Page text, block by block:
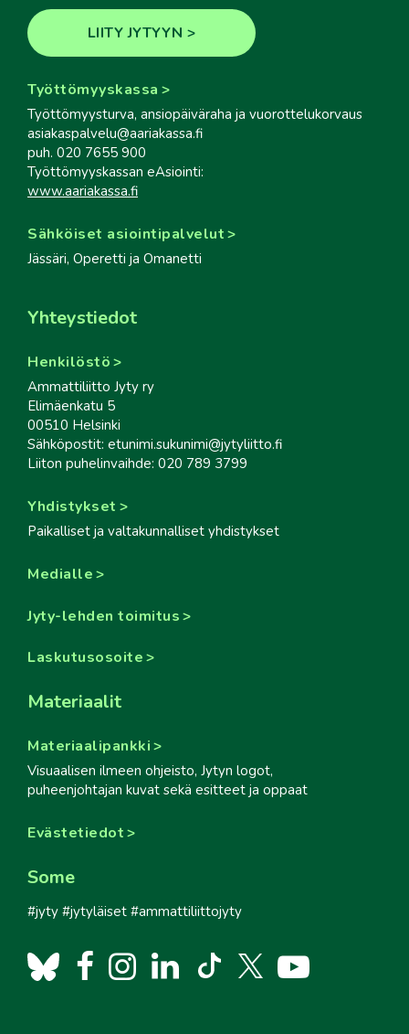
LIITY JYTYYN
Työttömyyskassa
Työttömyysturva, ansiopäiväraha ja vuorottelukorvaus
asiakaspalvelu@aariakassa.fi
puh. 020 7655 900
Työttömyyskassan eAsiointi:
www.aariakassa.fi
Sähköiset asiointipalvelut
Jässäri, Operetti ja Omanetti
Yhteystiedot
Henkilöstö
Ammattiliitto Jyty ry
Elimäenkatu 5
00510 Helsinki
Sähköpostit: etunimi.sukunimi@jytyliitto.fi
Liiton puhelinvaihde: 020 789 3799
Yhdistykset
Paikalliset ja valtakunnalliset yhdistykset
Medialle
Jyty-lehden toimitus
Laskutusosoite
Materiaalit
Materiaalipankki
Visuaalisen ilmeen ohjeisto, Jytyn logot,
puheenjohtajan kuvat sekä esitteet ja oppaat
Evästetiedot
Some
#jyty #jytyläiset #ammattiliittojyty